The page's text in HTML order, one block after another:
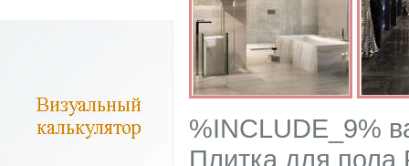
%INCLUDE_9%
Плитка для пола